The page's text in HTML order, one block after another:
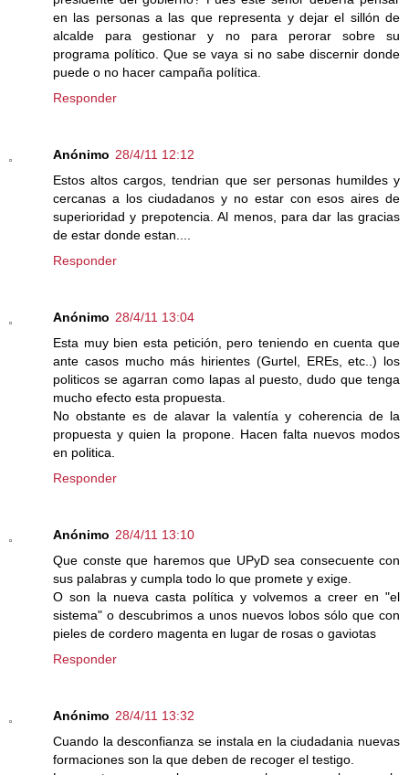
en las personas a las que representa y dejar el sillón de
alcalde para gestionar y no para perorar sobre su
programa político. Que se vaya si no sabe discernir donde
puede o no hacer campaña política.
Responder
Anónimo 28/4/11 12:12
Estos altos cargos, tendrian que ser personas humildes y
cercanas a los ciudadanos y no estar con esos aires de
superioridad y prepotencia. Al menos, para dar las gracias
de estar donde estan....
Responder
Anónimo 28/4/11 13:04
Esta muy bien esta petición, pero teniendo en cuenta que
ante casos mucho más hirientes (Gurtel, EREs, etc..) los
politicos se agarran como lapas al puesto, dudo que tenga
mucho efecto esta propuesta.
No obstante es de alavar la valentía y coherencia de la
propuesta y quien la propone. Hacen falta nuevos modos
en politica.
Responder
Anónimo 28/4/11 13:10
Que conste que haremos que UPyD sea consecuente con
sus palabras y cumpla todo lo que promete y exige.
O son la nueva casta política y volvemos a creer en "el
sistema" o descubrimos a unos nuevos lobos sólo que con
pieles de cordero magenta en lugar de rosas o gaviotas
Responder
Anónimo 28/4/11 13:32
Cuando la desconfianza se instala en la ciudadania nuevas
formaciones son la que deben de recoger el testigo.